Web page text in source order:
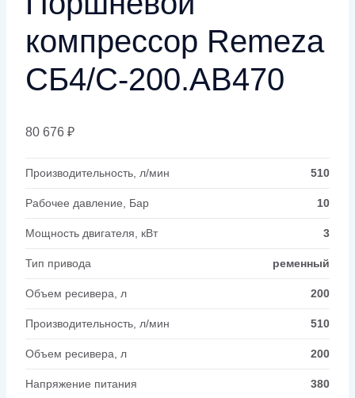
компрессор Remeza
СБ4/С-200.АВ470
80 676 ₽
Производительность, л/мин 510
Рабочее давление, Бар 10
Мощность двигателя, кВт 3
Тип привода ременный
Объем ресивера, л 200
Производительность, л/мин 510
Объем ресивера, л 200
Напряжение питания 380